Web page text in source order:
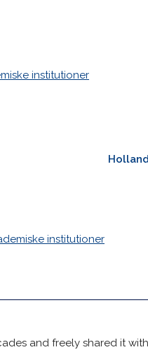
institutioner
institutioner
and freely shared it